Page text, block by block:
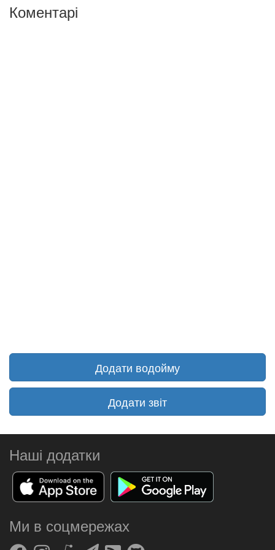
Коментарі
Додати водойму
Додати звіт
Наші додатки
Ми в соцмережах